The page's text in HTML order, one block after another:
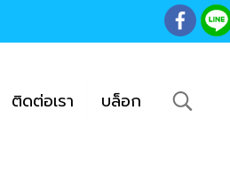
ติดต่อเรา บล็อก